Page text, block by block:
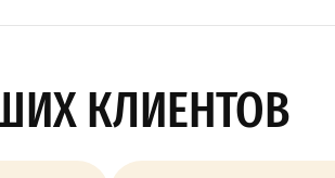
КЛИЕНТОВ